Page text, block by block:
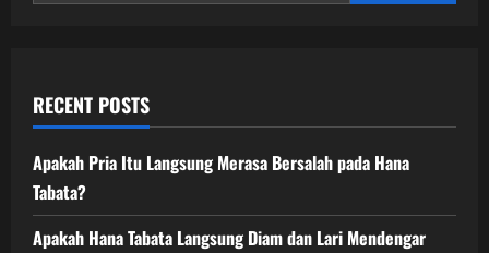
RECENT POSTS
Apakah Pria Itu Langsung Merasa Bersalah pada Hana
Tabata?
Apakah Hana Tabata Langsung Diam dan Lari Mendengar